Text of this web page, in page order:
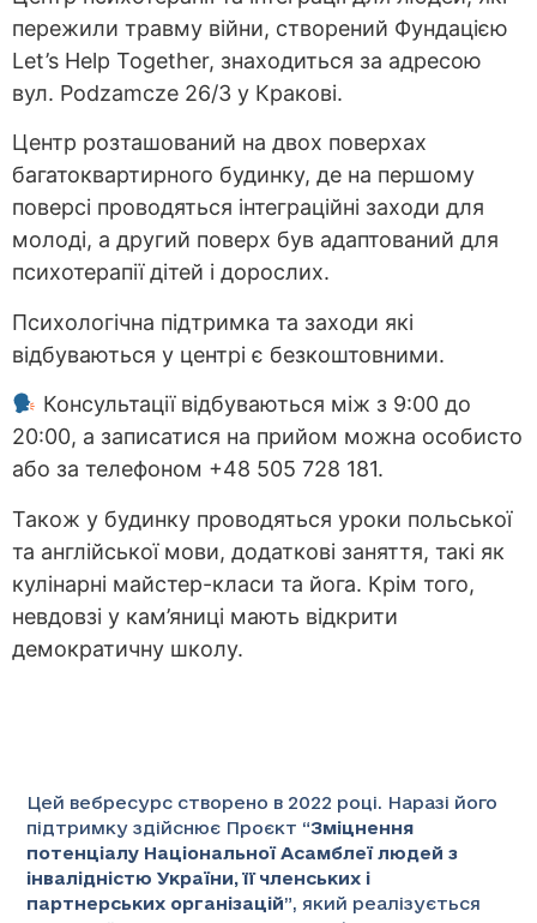
пережили травму війни, створений Фундацією
Let’s Help Together, знаходиться за адресою
вул. Podzamcze 26/3 у Кракові.
Центр розташований на двох поверхах
багатоквартирного будинку, де на першому
поверсі проводяться інтеграційні заходи для
молоді, а другий поверх був адаптований для
психотерапії дітей і дорослих.
Психологічна підтримка та заходи які
відбуваються у центрі є безкоштовними.
Консультації відбуваються між з 9:00 до
20:00, а записатися на прийом можна особисто
або за телефоном +48 505 728 181.
Також у будинку проводяться уроки польської
та англійської мови, додаткові заняття, такі як
кулінарні майстер-класи та йога. Крім того,
невдовзі у кам’яниці мають відкрити
демократичну школу.
Цей вебресурс створено в 2022 році. Наразі його
підтримку здійснює Проєкт “Зміцнення
потенціалу Національної Асамблеї людей з
інвалідністю України, її членських і
партнерських організацій”, який реалізується